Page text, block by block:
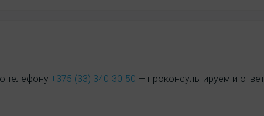
телефону +375 (33) 340-30-50 — проконсультируем и